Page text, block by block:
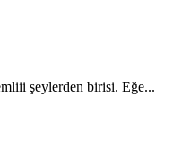
şeylerden birisi. Eğe...